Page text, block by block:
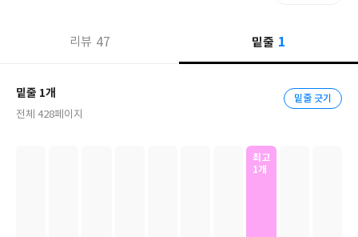
전 세계를 아우르는 오프라인 상점들의 불황 속에서 나 홀로 고공 성
본 컬처 컨비니언스 클럽(CCC)의 전국 브랜드로 35평 작은 대여점
에서 시작해 현재 일본 내 1,400개 매장을 갖춘 국민 브랜드로 성장
태에서 책을 매개로 음반, 문구, 소품, 가전용품까지 다양한 생활용
품을 제안하는 형태로 변모해왔다. 또한 스타벅스, 패밀리마트와의
리뷰 47 밑줄 1
밑줄 1개
전체 428페이지
밑줄 긋기
최고
1개